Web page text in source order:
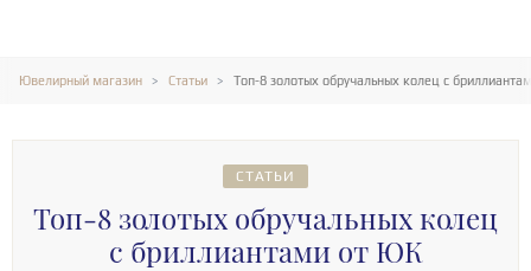
Ювелирный магазин Статьи Топ-8 золотых обручальных колец с
СТАТЬИ
Топ-8 золотых обручальных колец
с бриллиантами от ЮК